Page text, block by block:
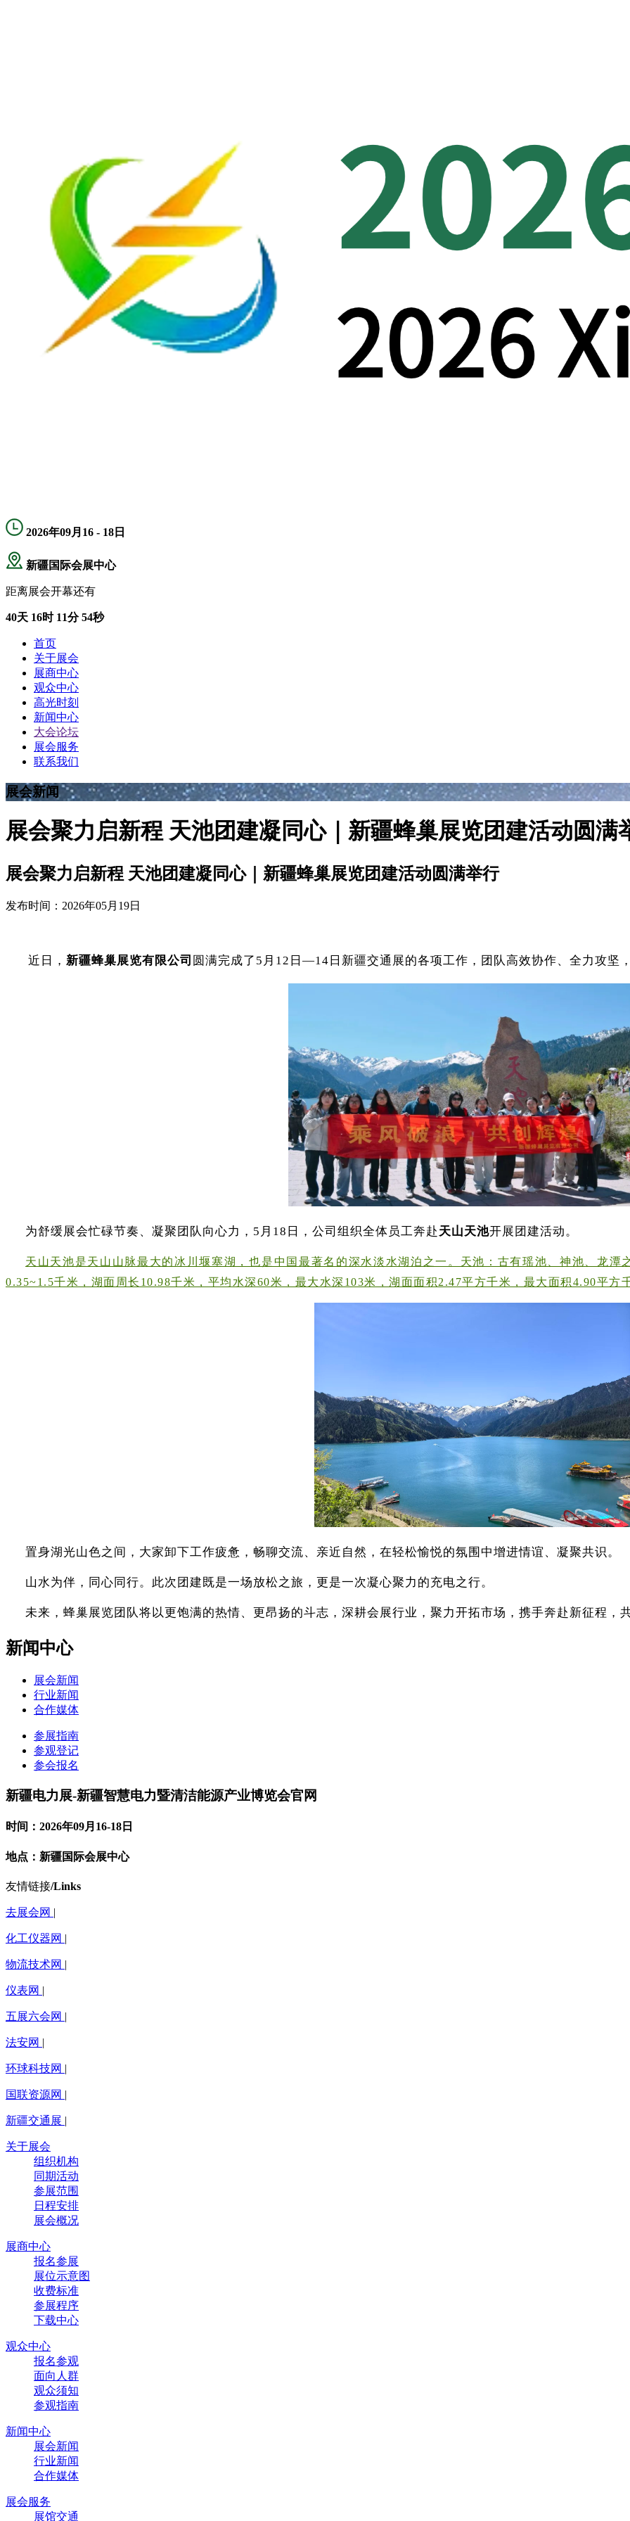
2026年09月16 - 18日
新疆国际会展中心
距离展会开幕还有
40天 16时 11分 53秒
首页
关于展会
展商中心
观众中心
高光时刻
新闻中心
大会论坛
展会服务
联系我们
展会新闻
展会聚力启新程 天池团建凝同心｜新疆蜂巢展览团建活动圆满
展会聚力启新程 天池团建凝同心｜新疆蜂巢展览团建活动圆满举行
发布时间：2026年05月19日
近日， 新疆蜂巢展览有限公司 圆满完成了5月12日—14日新疆交通展的各项工作，团队高效协作、全力攻坚
为舒缓展会忙碌节奏、凝聚团队向心力，5月18日，公司组织全体员工奔赴 天山天池开展团建活动。
天山天池是天山山脉最大的冰川堰塞湖，也是中国最著名的深水淡水湖泊之一。天池：古有瑶池、神池、龙
0.35~1.5千米，湖面周长10.98千米，平均水深60米，最大水深103米，湖面面积2.47平方千米，最大面积4.90平方
置身湖光山色之间，大家卸下工作疲惫，畅聊交流、亲近自然，在轻松愉悦的氛围中增进情谊、凝聚共识。
山水为伴，同心同行。此次团建既是一场放松之旅，更是一次凝心聚力的充电之行。
未来，蜂巢展览团队将以更饱满的热情、更昂扬的斗志，深耕会展行业，聚力开拓市场，携手奔赴新征程，
新闻中心
展会新闻
行业新闻
合作媒体
参展指南
参观登记
参会报名
新疆电力展-新疆智慧电力暨清洁能源产业博览会官网
时间：2026年09月16-18日
地点：新疆国际会展中心
友情链接/Links
去展会网 |
化工仪器网 |
物流技术网 |
仪表网 |
五展六会网 |
法安网 |
环球科技网 |
国联资源网 |
新疆交通展 |
关于展会
组织机构
同期活动
参展范围
日程安排
展会概况
展商中心
报名参展
展位示意图
收费标准
参展程序
下载中心
观众中心
报名参观
面向人群
观众须知
参观指南
新闻中心
展会新闻
行业新闻
合作媒体
展会服务
展馆交通